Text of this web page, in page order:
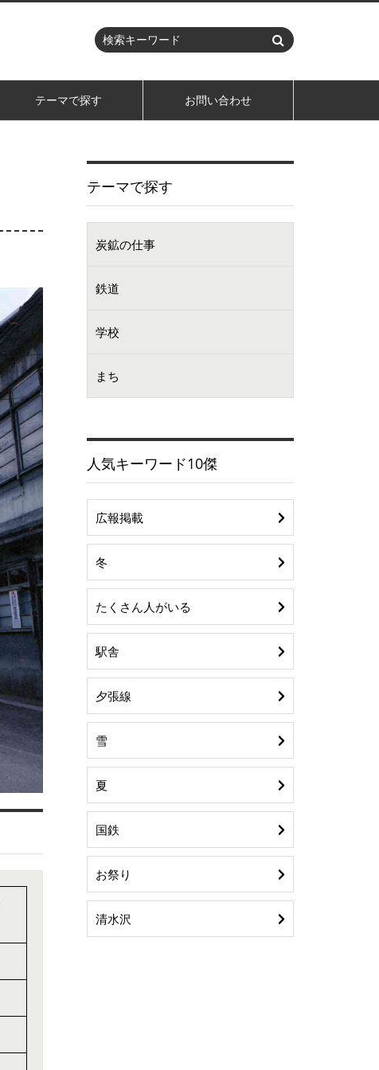
テーマで探す お問い合わせ
テーマで探す
炭鉱の仕事
鉄道
学校
まち
人気キーワード10傑
広報掲載
冬
たくさん人がいる
駅舎
夕張線
雪
夏
国鉄
お祭り
清水沢